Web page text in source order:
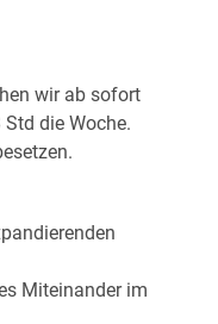
wir ab sofort
die Woche.
Miteinander im